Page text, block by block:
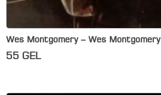
Wes Montgomery – Wes Montgomery
55 GEL